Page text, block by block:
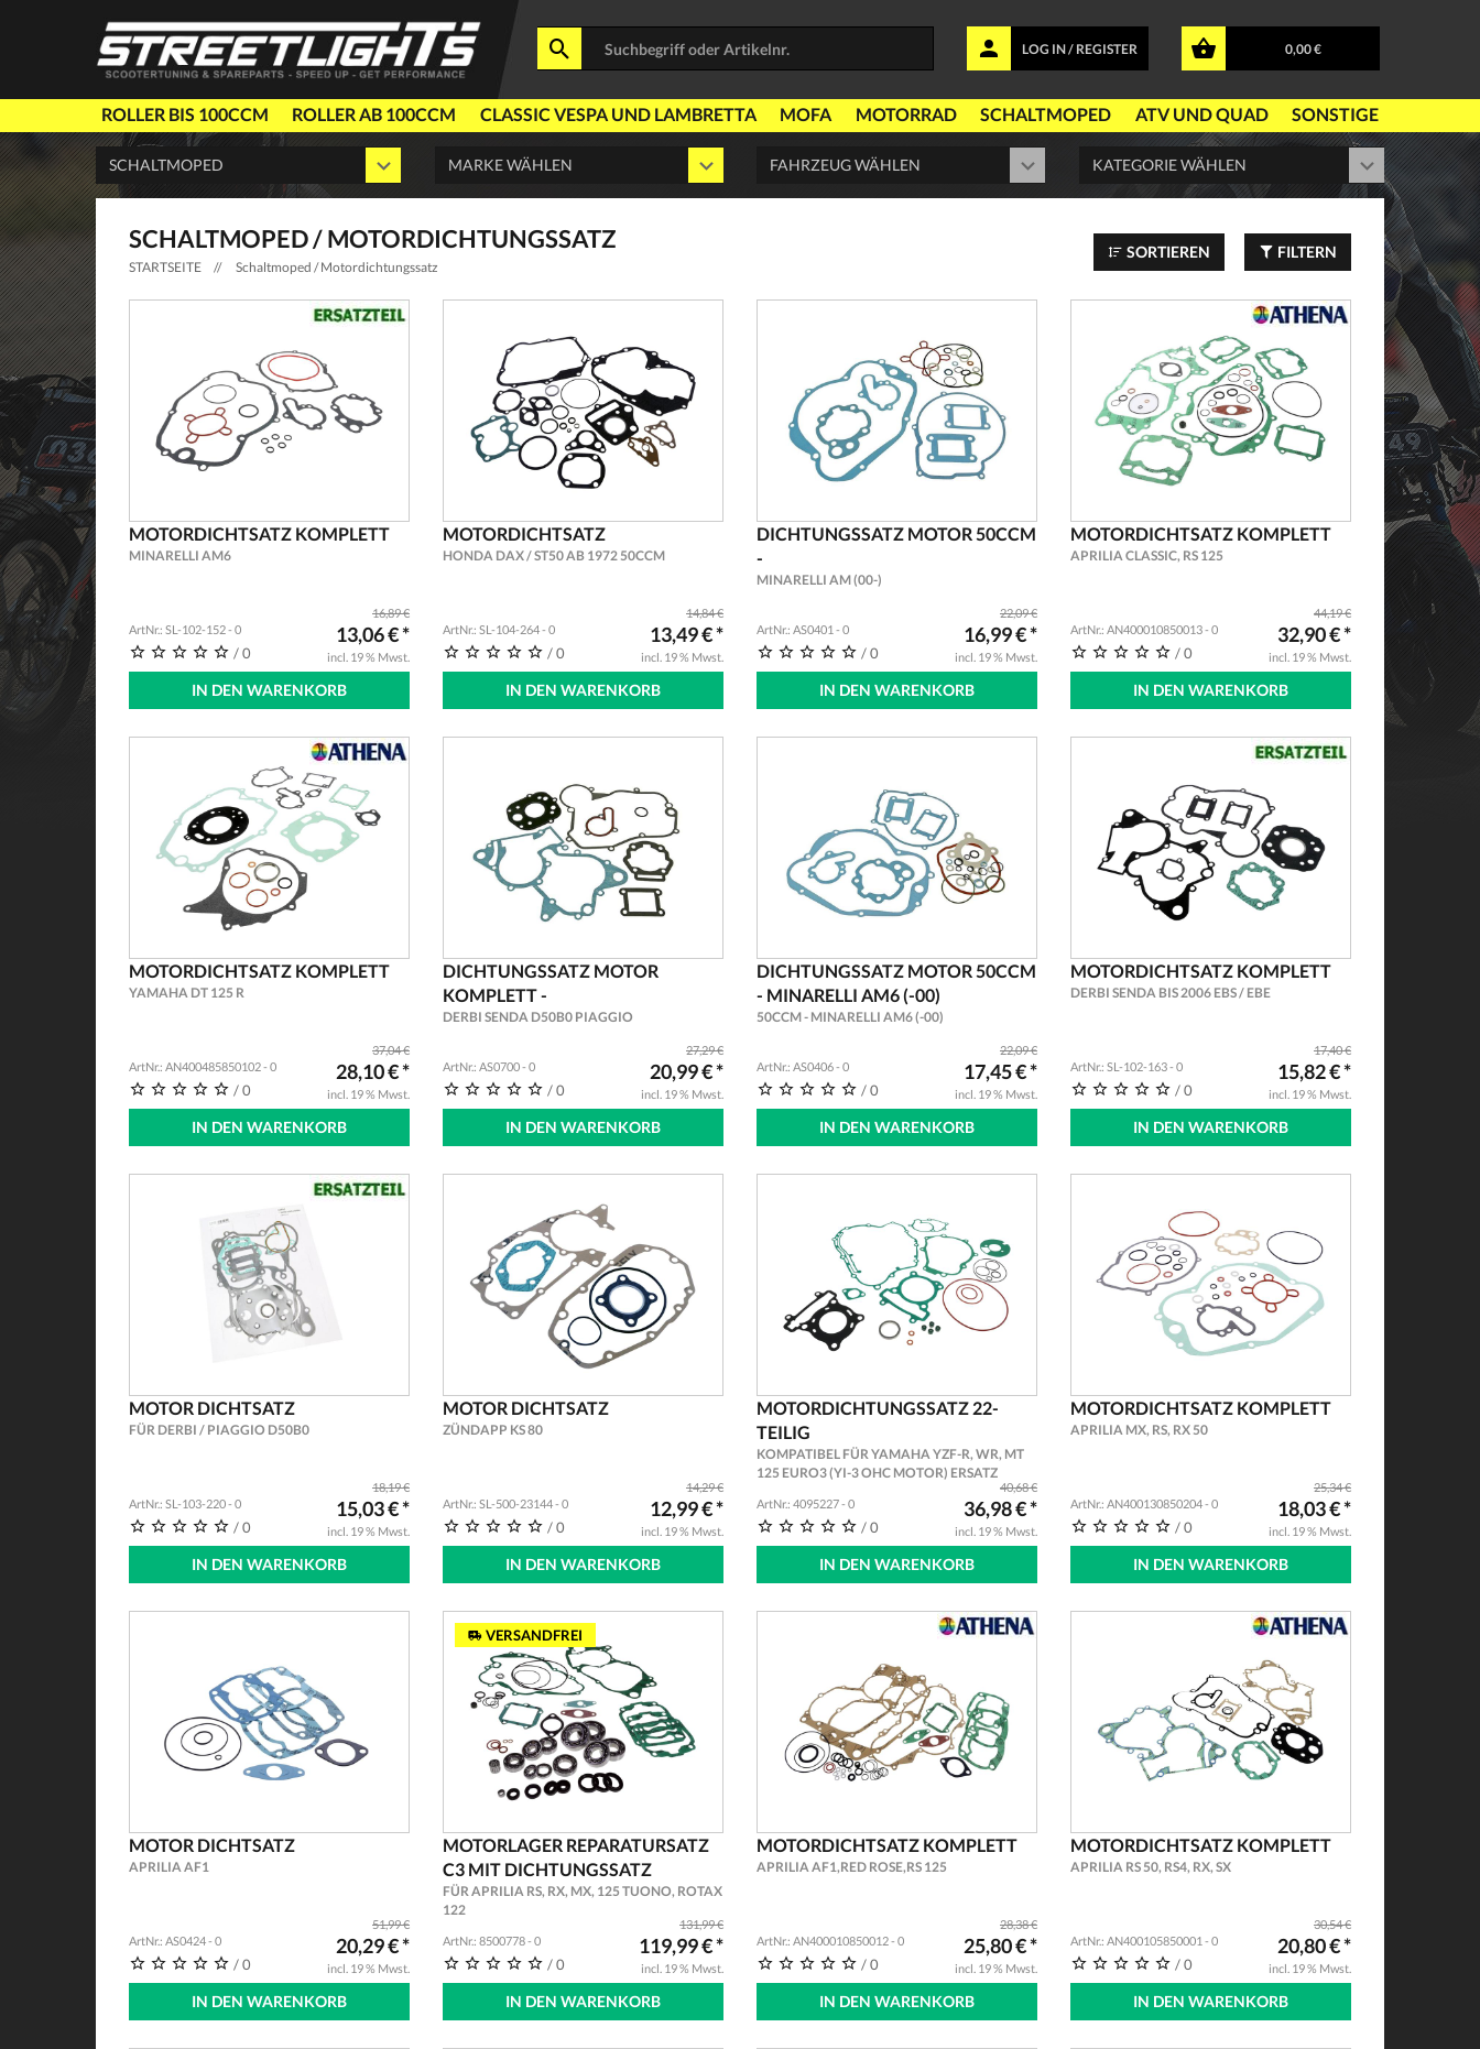
LOG IN / REGISTER 0,00 €
ROLLER BIS 100CCM ROLLER AB 100CCM CLASSIC VESPA UND LAMBRETTA MOFA MOTORRAD SCHALTMOPED ATV UND QUAD SONSTIGE
SCHALTMOPED / MOTORDICHTUNGSSATZ
STARTSEITE // Schaltmoped / Motordichtungssatz
SORTIEREN FILTERN
MOTORDICHTSATZ KOMPLETT
MINARELLI AM6
ArtNr.: SL-102-152 - 0
/ 0
16,89 €
13,06 € *
incl. 19 % Mwst.
IN DEN WARENKORB
MOTORDICHTSATZ
HONDA DAX / ST50 AB 1972 50CCM
ArtNr.: SL-104-264 - 0
/ 0
14,84 €
13,49 € *
incl. 19 % Mwst.
IN DEN WARENKORB
DICHTUNGSSATZ MOTOR 50CCM
-
MINARELLI AM (00-)
ArtNr.: AS0401 - 0
/ 0
22,09 €
16,99 € *
incl. 19 % Mwst.
IN DEN WARENKORB
MOTORDICHTSATZ KOMPLETT
APRILIA CLASSIC, RS 125
ArtNr.: AN400010850013 - 0
/ 0
44,19 €
32,90 € *
incl. 19 % Mwst.
IN DEN WARENKORB
MOTORDICHTSATZ KOMPLETT
YAMAHA DT 125 R
ArtNr.: AN400485850102 - 0
/ 0
37,04 €
28,10 € *
incl. 19 % Mwst.
IN DEN WARENKORB
DICHTUNGSSATZ MOTOR
KOMPLETT -
DERBI SENDA D50B0 PIAGGIO
ArtNr.: AS0700 - 0
/ 0
27,29 €
20,99 € *
incl. 19 % Mwst.
IN DEN WARENKORB
DICHTUNGSSATZ MOTOR 50CCM
- MINARELLI AM6 (-00)
50CCM - MINARELLI AM6 (-00)
ArtNr.: AS0406 - 0
/ 0
22,09 €
17,45 € *
incl. 19 % Mwst.
IN DEN WARENKORB
MOTORDICHTSATZ KOMPLETT
DERBI SENDA BIS 2006 EBS / EBE
ArtNr.: SL-102-163 - 0
/ 0
17,40 €
15,82 € *
incl. 19 % Mwst.
IN DEN WARENKORB
MOTOR DICHTSATZ
FÜR DERBI / PIAGGIO D50B0
ArtNr.: SL-103-220 - 0
/ 0
18,19 €
15,03 € *
incl. 19 % Mwst.
IN DEN WARENKORB
MOTOR DICHTSATZ
ZÜNDAPP KS 80
ArtNr.: SL-500-23144 - 0
/ 0
14,29 €
12,99 € *
incl. 19 % Mwst.
IN DEN WARENKORB
MOTORDICHTUNGSSATZ 22-
TEILIG
KOMPATIBEL FÜR YAMAHA YZF-R, WR, MT
125 EURO3 (YI-3 OHC MOTOR) ERSATZ
MOTORRAD MOPED DICHTUNG SET KIT
SATZ
ArtNr.: 4095227 - 0
/ 0
40,68 €
36,98 € *
incl. 19 % Mwst.
IN DEN WARENKORB
MOTORDICHTSATZ KOMPLETT
APRILIA MX, RS, RX 50
ArtNr.: AN400130850204 - 0
/ 0
25,34 €
18,03 € *
incl. 19 % Mwst.
IN DEN WARENKORB
MOTOR DICHTSATZ
APRILIA AF1
ArtNr.: AS0424 - 0
/ 0
51,99 €
20,29 € *
incl. 19 % Mwst.
IN DEN WARENKORB
VERSANDFREI
MOTORLAGER REPARATURSATZ
C3 MIT DICHTUNGSSATZ
FÜR APRILIA RS, RX, MX, 125 TUONO, ROTAX
122
ArtNr.: 8500778 - 0
/ 0
131,99 €
119,99 € *
incl. 19 % Mwst.
IN DEN WARENKORB
MOTORDICHTSATZ KOMPLETT
APRILIA AF1,RED ROSE,RS 125
ArtNr.: AN400010850012 - 0
/ 0
28,38 €
25,80 € *
incl. 19 % Mwst.
IN DEN WARENKORB
MOTORDICHTSATZ KOMPLETT
APRILIA RS 50, RS4, RX, SX
ArtNr.: AN400105850001 - 0
/ 0
30,54 €
20,80 € *
incl. 19 % Mwst.
IN DEN WARENKORB